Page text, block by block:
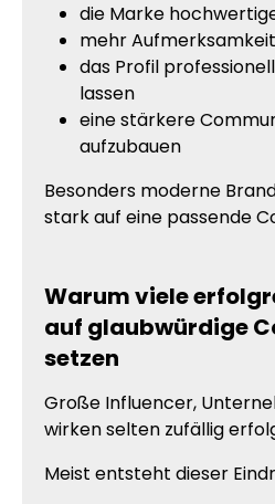
die Marke
mehr
das Profil
lassen
eine stärkere
aufzubauen
Besonders moderne
stark auf eine passende
Warum viele
auf glaubwürdige
setzen
Große Influencer,
wirken selten zufällig
Meist entsteht dieser